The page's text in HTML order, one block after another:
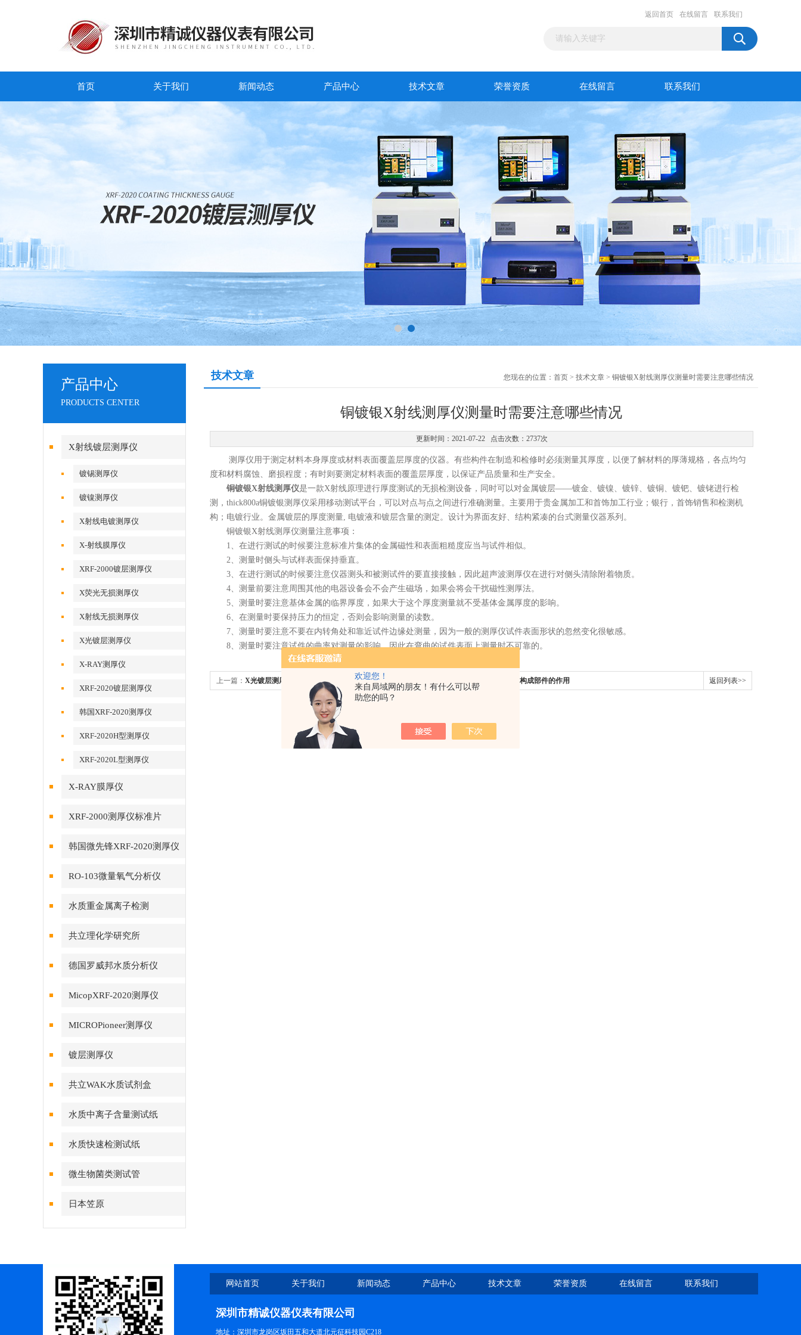
欢迎您！
来自局域网的朋友！有什么可以帮
助您的吗？
返回首页 在线留言 联系我们
首页 关于我们 新闻动态 产品中心 技术文章 荣誉资质 在线留言 联系我们
产品中心
PRODUCTS CENTER
X射线镀层测厚仪
镀锡测厚仪
镀镍测厚仪
X射线电镀测厚仪
X-射线膜厚仪
XRF-2000镀层测厚仪
X荧光无损测厚仪
X射线无损测厚仪
X光镀层测厚仪
X-RAY测厚仪
XRF-2020镀层测厚仪
韩国XRF-2020测厚仪
XRF-2020H型测厚仪
XRF-2020L型测厚仪
X-RAY膜厚仪
XRF-2000测厚仪标准片
韩国微先锋XRF-2020测厚仪
RO-103微量氧气分析仪
水质重金属离子检测
共立理化学研究所
德国罗威邦水质分析仪
MicopXRF-2020测厚仪
MICROPioneer测厚仪
镀层测厚仪
共立WAK水质试剂盒
水质中离子含量测试纸
水质快速检测试纸
微生物菌类测试管
日本笠原
技术文章 您现在的位置： 首页 > 技术文章 > 铜镀银X射线测厚仪测量时需要注意哪些情况
铜镀银X射线测厚仪测量时需要注意哪些情况
更新时间：2021-07-22 点击次数：2737次
测厚仪用于测定材料本身厚度或材料表面覆盖层厚度的仪器。有些构件在制造和检修时必须测量其厚度，以便了解材料的厚薄规格，各点均匀
度和材料腐蚀、磨损程度；有时则要测定材料表面的覆盖层厚度，以保证产品质量和生产安全。
铜镀银X射线测厚仪是一款X射线原理进行厚度测试的无损检测设备，同时可以对金属镀层——镀金、镀镍、镀锌、镀铜、镀钯、镀铑进行检
测，thick800a铜镀银测厚仪采用移动测试平台，可以对点与点之间进行准确测量。主要用于贵金属加工和首饰加工行业；银行，首饰销售和检测机
构；电镀行业。金属镀层的厚度测量, 电镀液和镀层含量的测定。设计为界面友好、结构紧凑的台式测量仪器系列。
铜镀银X射线测厚仪测量注意事项：
1、在进行测试的时候要注意标准片集体的金属磁性和表面粗糙度应当与试件相似。
2、测量时侧头与试样表面保持垂直。
3、在进行测试的时候要注意仪器测头和被测试件的要直接接触，因此超声波测厚仪在进行对侧头清除附着物质。
4、测量前要注意周围其他的电器设备会不会产生磁场，如果会将会干扰磁性测厚法。
5、测量时要注意基体金属的临界厚度，如果大于这个厚度测量就不受基体金属厚度的影响。
6、在测量时要保持压力的恒定，否则会影响测量的读数。
7、测量时要注意不要在内转角处和靠近试件边缘处测量，因为一般的测厚仪试件表面形状的忽然变化很敏感。
8、测量时要注意试件的曲率对测量的影响。因此在弯曲的试件表面上测量时不可靠的。
上一篇： X光镀层测厚仪操作使用要求 X射线无损测厚仪三个主要构成部件的作用 返回列表>>
网站首页 关于我们 新闻动态 产品中心 技术文章 荣誉资质 在线留言 联系我们
深圳市精诚仪器仪表有限公司
地址：深圳市龙岗区坂田五和大道北元征科技园C218